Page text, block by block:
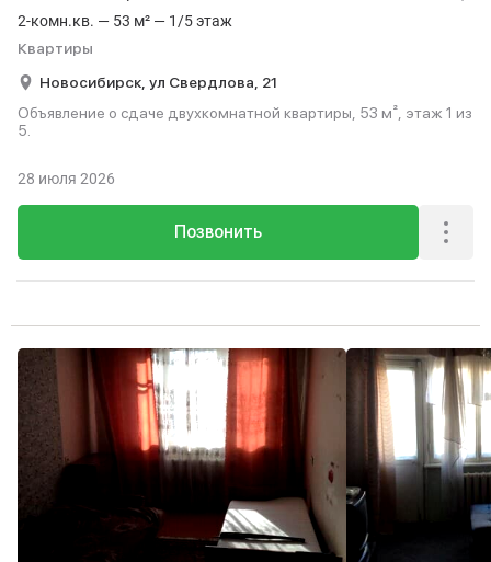
2-комн.кв. — 53 м² — 1/5 этаж
Квартиры
Новосибирск, ул Свердлова, 21
Объявление о сдаче двухкомнатной квартиры, 53 м², этаж 1 из
5.
Позвонить
28 июля 2026